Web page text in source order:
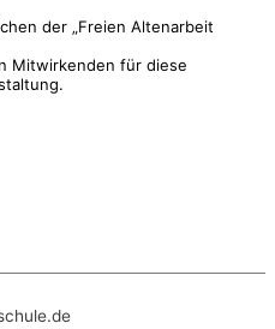
der „Freien Altenarbeit
Mitwirkenden für diese